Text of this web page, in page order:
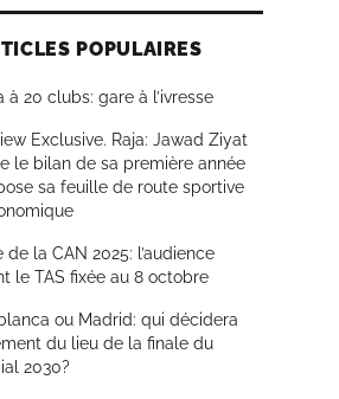
POPULAIRES
à 20 clubs: gare à l’ivresse
Exclusive. Raja: Jawad Ziyat
le bilan de sa première année
sa feuille de route sportive
de la CAN 2025: l’audience
le TAS fixée au 8 octobre
ou Madrid: qui décidera
du lieu de la finale du
2030?